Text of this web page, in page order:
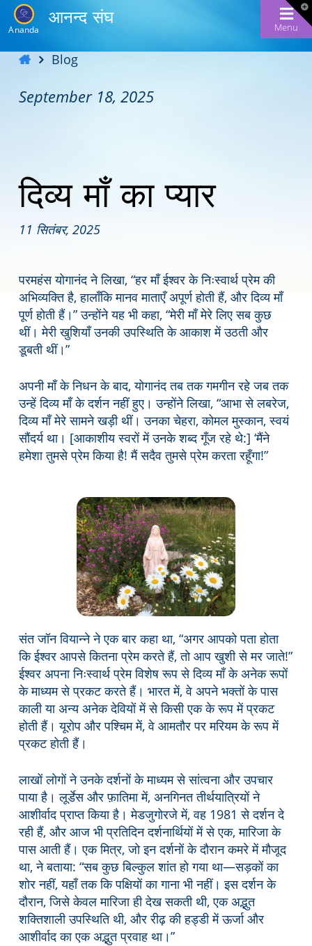
Ananda
आनन्द संघ Menu
Blog
September 18, 2025
दिव्य माँ का प्यार
11 सितंबर, 2025
परमहंस योगानंद ने लिखा, “हर माँ ईश्वर के निःस्वार्थ प्रेम की
अभिव्यक्ति है, हालाँकि मानव माताएँ अपूर्ण होती हैं, और दिव्य माँ
पूर्ण होती हैं।” उन्होंने यह भी कहा, “मेरी माँ मेरे लिए सब कुछ
थीं। मेरी खुशियाँ उनकी उपस्थिति के आकाश में उठती और
डूबती थीं।”
अपनी माँ के निधन के बाद, योगानंद तब तक गमगीन रहे जब तक
उन्हें दिव्य माँ के दर्शन नहीं हुए। उन्होंने लिखा, “आभा से लबरेज,
दिव्य माँ मेरे सामने खड़ी थीं। उनका चेहरा, कोमल मुस्कान, स्वयं
सौंदर्य था। [आकाशीय स्वरों में उनके शब्द गूँज रहे थे:] ‘मैंने
हमेशा तुमसे प्रेम किया है! मैं सदैव तुमसे प्रेम करता रहूँगा!”
संत जॉन वियान्ने ने एक बार कहा था, “अगर आपको पता होता
कि ईश्वर आपसे कितना प्रेम करते हैं, तो आप खुशी से मर जाते!”
ईश्वर अपना निःस्वार्थ प्रेम विशेष रूप से दिव्य माँ के अनेक रूपों
के माध्यम से प्रकट करते हैं। भारत में, वे अपने भक्तों के पास
काली या अन्य अनेक देवियों में से किसी एक के रूप में प्रकट
होती हैं। यूरोप और पश्चिम में, वे आमतौर पर मरियम के रूप में
प्रकट होती हैं।
लाखों लोगों ने उनके दर्शनों के माध्यम से सांत्वना और उपचार
पाया है। लूर्डेस और फ़ातिमा में, अनगिनत तीर्थयात्रियों ने
आशीर्वाद प्राप्त किया है। मेडजुगोरजे में, वह 1981 से दर्शन दे
रही हैं, और आज भी प्रतिदिन दर्शनार्थियों में से एक, मारिजा के
पास आती हैं। एक मित्र, जो इन दर्शनों के दौरान कमरे में मौजूद
था, ने बताया: “सब कुछ बिल्कुल शांत हो गया था—सड़कों का
शोर नहीं, यहाँ तक कि पक्षियों का गाना भी नहीं। इस दर्शन के
दौरान, जिसे केवल मारिजा ही देख सकती थी, एक अद्भुत
शक्तिशाली उपस्थिति थी, और रीढ़ की हड्डी में ऊर्जा और
आशीर्वाद का एक अद्भुत प्रवाह था।”